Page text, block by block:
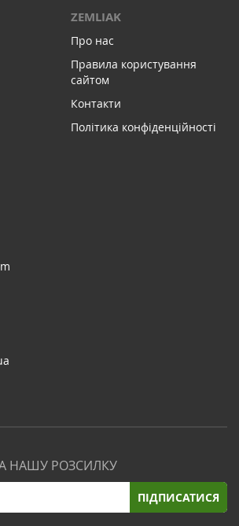
ZEMLIAK
Про нас
Правила користування
сайтом
Контакти
Політика конфіденційності
НАШУ РОЗСИЛКУ
ПІДПИСАТИСЯ